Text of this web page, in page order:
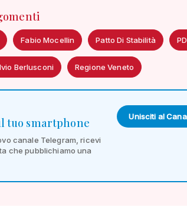
Fabio Mocellin Patto Di Stabilità
Berlusconi Regione Veneto
tuo smartphone
canale Telegram, ricevi
che pubblichiamo una
Unisciti al